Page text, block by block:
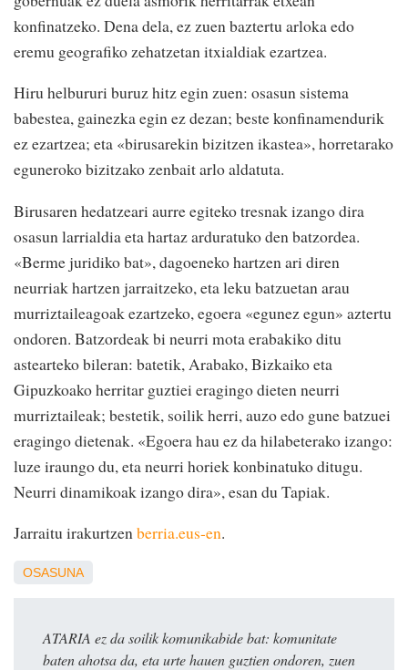
konfinatzeko. Dena dela, ez zuen baztertu arloka edo
eremu geografiko zehatzetan itxialdiak ezartzea.
Hiru helbururi buruz hitz egin zuen: osasun sistema
babestea, gainezka egin ez dezan; beste konfinamendurik
ez ezartzea; eta «birusarekin bizitzen ikastea», horretarako
eguneroko bizitzako zenbait arlo aldatuta.
Birusaren hedatzeari aurre egiteko tresnak izango dira
osasun larrialdia eta hartaz arduratuko den batzordea.
«Berme juridiko bat», dagoeneko hartzen ari diren
neurriak hartzen jarraitzeko, eta leku batzuetan arau
murriztaileagoak ezartzeko, egoera «egunez egun» aztertu
ondoren. Batzordeak bi neurri mota erabakiko ditu
astearteko bileran: batetik, Arabako, Bizkaiko eta
Gipuzkoako herritar guztiei eragingo dieten neurri
murriztaileak; bestetik, soilik herri, auzo edo gune batzuei
eragingo dietenak. «Egoera hau ez da hilabeterako izango:
luze iraungo du, eta neurri horiek konbinatuko ditugu.
Neurri dinamikoak izango dira», esan du Tapiak.
Jarraitu irakurtzenberria.eus-en.
OSASUNA
ATARIA ez da soilik komunikabide bat: komunitate
baten ahotsa da, eta urte hauen guztien ondoren, zuen